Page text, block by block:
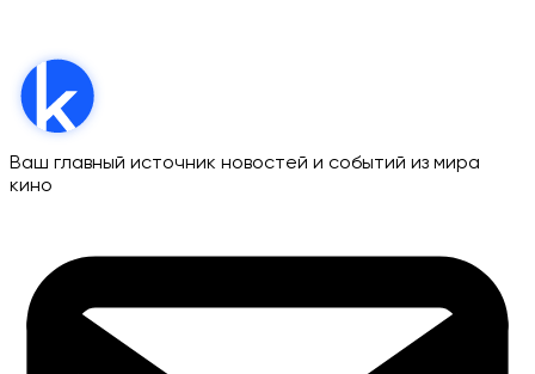
Ваш главный источник новостей и событий из мира
кино